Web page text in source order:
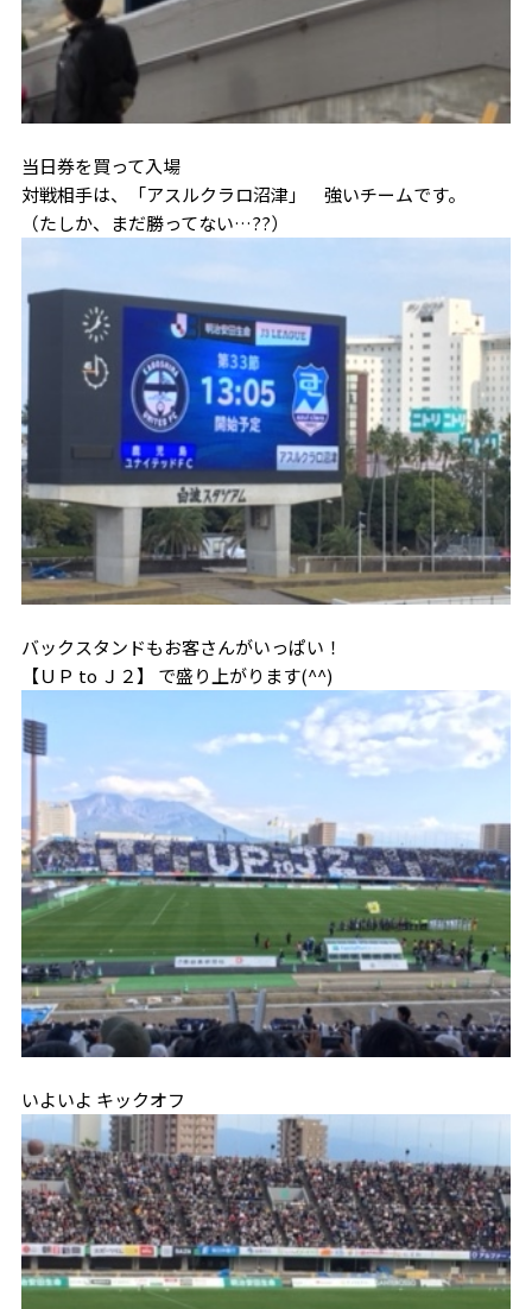
当日券を買って入場
対戦相手は、「アスルクラロ沼津」 強いチームです。
（たしか、まだ勝ってない…??）
バックスタンドもお客さんがいっぱい！
【ＵＰ to Ｊ２】 で盛り上がります(^^)
いよいよ キックオフ